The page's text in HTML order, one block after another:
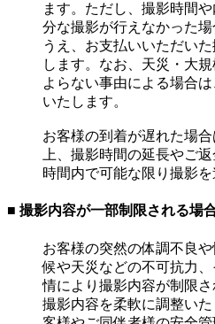
ます。ただし、撮影時間
分な撮影が行えなかった
うえ、お支払いいただい
します。なお、天災・大
よらない事由による場合
いたします。
お客様の到着が遅れた場
上、撮影時間の延長やご
時間内で可能な限り撮影
■ 撮影内容が一部制限される場
お客様の突然の体調不良
候や天災などの不可抗力
情により撮影内容が制限
撮影内容を柔軟に調整い